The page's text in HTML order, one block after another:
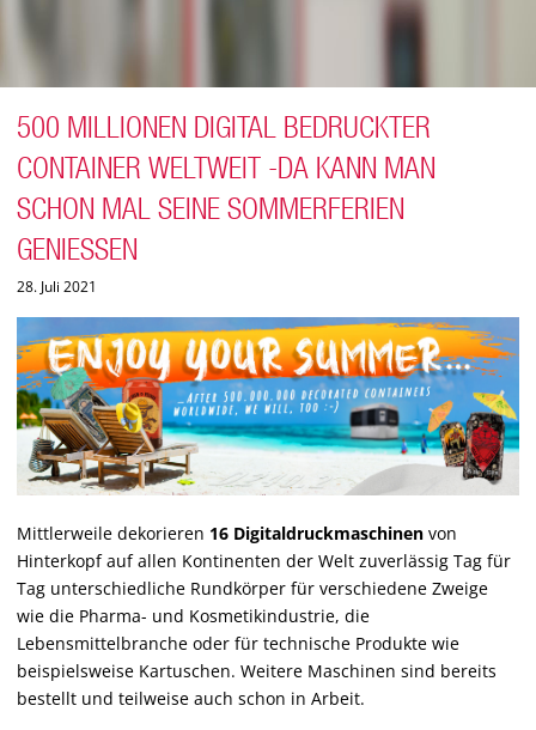
500 MILLIONEN DIGITAL BEDRUCKTER
CONTAINER WELTWEIT -DA KANN MAN
SCHON MAL SEINE SOMMERFERIEN
GENIESSEN
28. Juli 2021
Mittlerweile dekorieren 16 Digitaldruckmaschinen von
Hinterkopf auf allen Kontinenten der Welt zuverlässig Tag für
Tag unterschiedliche Rundkörper für verschiedene Zweige
wie die Pharma- und Kosmetikindustrie, die
Lebensmittelbranche oder für technische Produkte wie
beispielsweise Kartuschen. Weitere Maschinen sind bereits
bestellt und teilweise auch schon in Arbeit.